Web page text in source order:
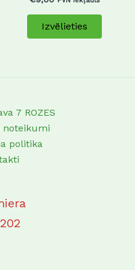
Izvēlieties
on
7 ROZES
noteikumi
politika